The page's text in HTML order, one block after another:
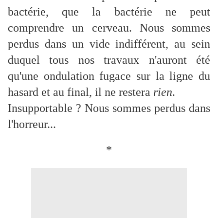
bactérie, que la bactérie ne peut
comprendre un cerveau. Nous sommes
perdus dans un vide indifférent, au sein
duquel tous nos travaux n'auront été
qu'une ondulation fugace sur la ligne du
hasard et au final, il ne restera rien.
Insupportable ? Nous sommes perdus dans
l'horreur...
*